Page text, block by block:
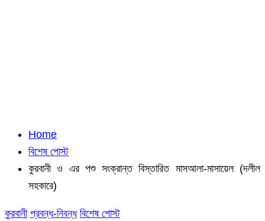
Home
বিশেষ পোস্ট
কুরবানী ও এর পশু সংক্রান্ত বিস্তারিত মাসআলা-মাসায়েল (দলীল
সহকারে)
কুরবানী প্রবন্ধ-নিবন্ধ বিশেষ পোস্ট